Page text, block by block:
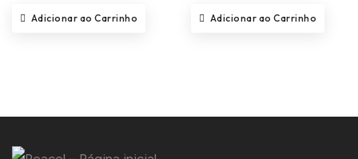
Adicionar ao Carrinho Adicionar ao Carrinho